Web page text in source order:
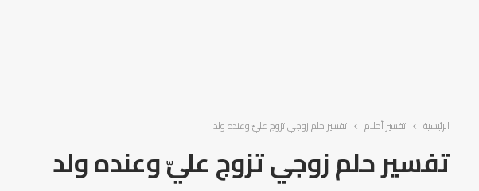
الرئيسية تفسير أحلام تفسير حلم زوجي تزوج عليّ وعنده ولد
تفسير حلم زوجي تزوج عليّ وعنده ولد